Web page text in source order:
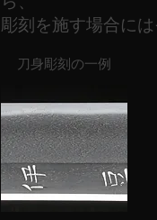
彫刻を施す場合に
刀身彫刻の一例